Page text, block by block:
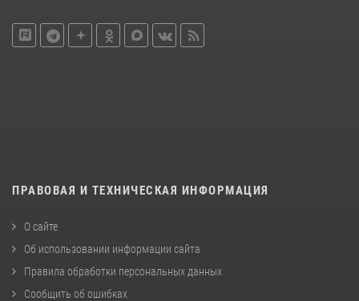
ПРАВОВАЯ И ТЕХНИЧЕСКАЯ ИНФОРМАЦИЯ
О сайте
Об использовании информации сайта
Правила обработки персональных данных
Сообщить об ошибках